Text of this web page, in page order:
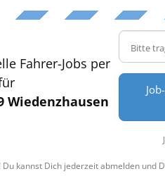
Fahrer-Jobs per
Wiedenzhausen
kannst Dich jederzeit abmelden und